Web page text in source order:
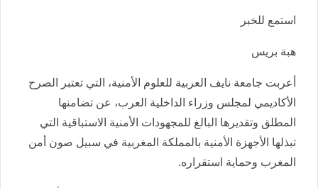
استمع للخبر
هبة بريس
أعربت جامعة نايف العربية للعلوم الأمنية، التي تعتبر الصرح
الأكاديمي لمجلس وزراء الداخلية العرب، عن تضامنها
المطلق وتقديرها البالغ للمجهودات الأمنية الاستباقية التي
تبذلها الأجهزة الأمنية بالمملكة المغربية في سبيل صون أمن
المغرب وحماية استقراره.